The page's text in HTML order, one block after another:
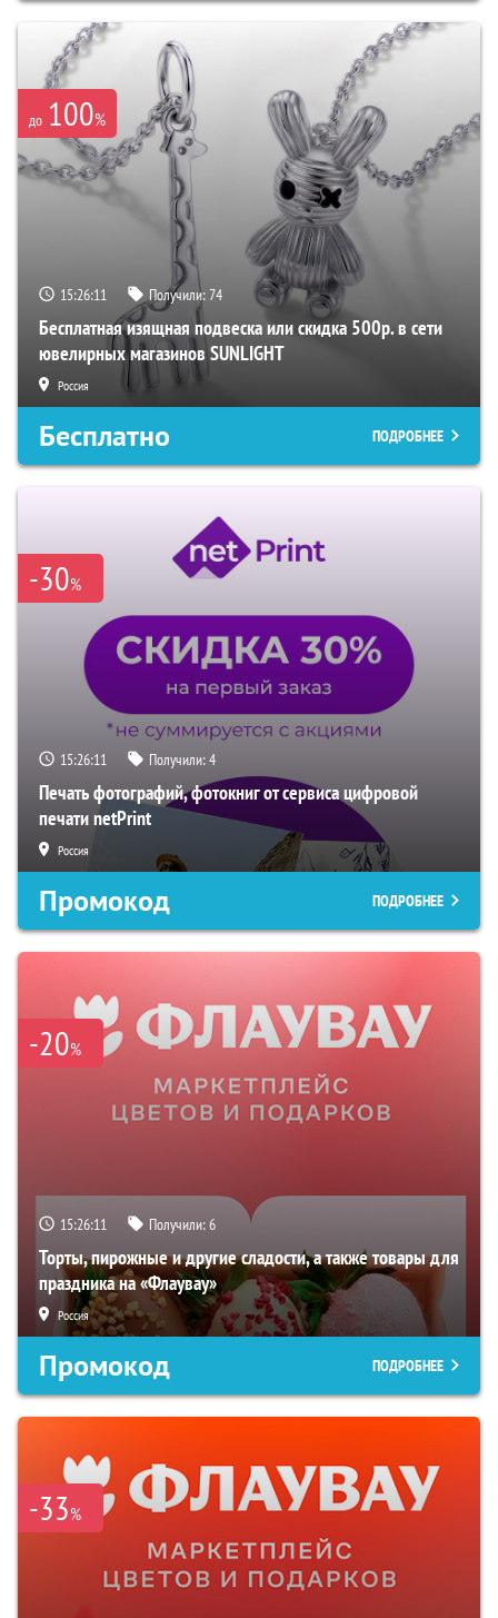
до 100%
15:26:10 Получили:74
Бесплатная изящная подвеска или скидка 500р. в сети
ювелирных магазинов SUNLIGHT
Россия
Бесплатно ПОДРОБНЕЕ
-30%
15:26:10 Получили:4
Печать фотографий, фотокниг от сервиса цифровой
печати netPrint
Россия
Промокод ПОДРОБНЕЕ
-20%
15:26:10 Получили:6
Торты, пирожные и другие сладости, а также товары для
праздника на «Флаувау»
Россия
Промокод ПОДРОБНЕЕ
-33%